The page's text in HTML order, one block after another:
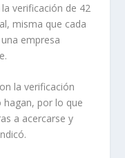
verificación de 42
misma que cada
empresa
la verificación
hagan, por lo que
a acercarse y